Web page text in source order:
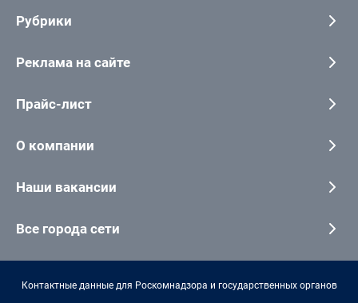
Рубрики
Реклама на сайте
Прайс-лист
О компании
Наши вакансии
Все города сети
Контактные данные для Роскомнадзора и государственных органов